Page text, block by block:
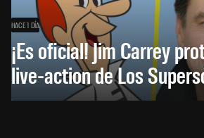
HACE 1 DÍA
¡Es oficial! Jim Carrey
live-action de Los